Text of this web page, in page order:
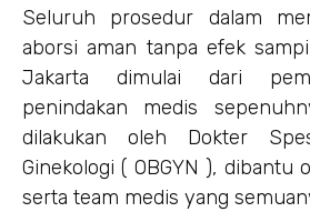
Seluruh prosedur dalam
aborsi aman tanpa efek
Jakarta dimulai dari
penindakan medis
dilakukan oleh Dokter
Ginekologi ( OBGYN ), dibantu
serta team medis yang